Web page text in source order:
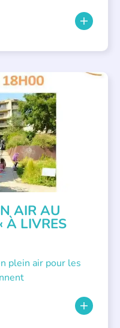
AIR AU
À LIVRES
plein air pour les